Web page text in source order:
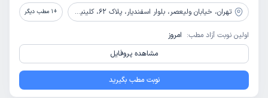
تهران، خیابان ولیعصر، بلوار اسفندیار، پلاک 62، کلینیک دندانپزشکی رایا دنتال +
1 مطب دیگر
اولین نوبت آزاد مطب: امروز
مشاهده پروفایل
نوبت مطب بگیرید